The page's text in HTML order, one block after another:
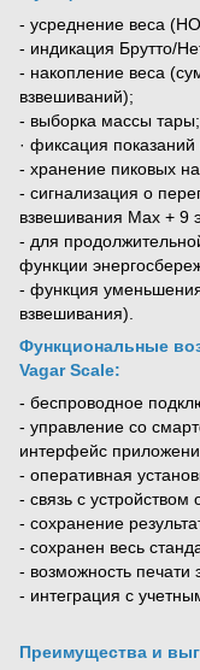
- усреднение веса
- индикация Брутто/
- накопление веса
взвешиваний);
- выборка массы тары;
· фиксация показаний
- хранение пиковых
- сигнализация о
взвешивания Мах + 9
- для
функции
- функция
взвешивания).
Функциональные
Vagar Scale:
- беспроводное
- управление со
интерфейс
- оперативная
- связь с
- сохранение
- сохранен весь
- возможность печати
- интеграция с
Преимущества и